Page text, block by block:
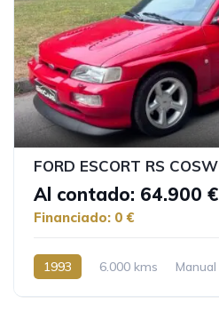
FORD ESCORT RS
Al contado: 64.900 €
Financiado: 0 €
1993 6.000 kms Manual